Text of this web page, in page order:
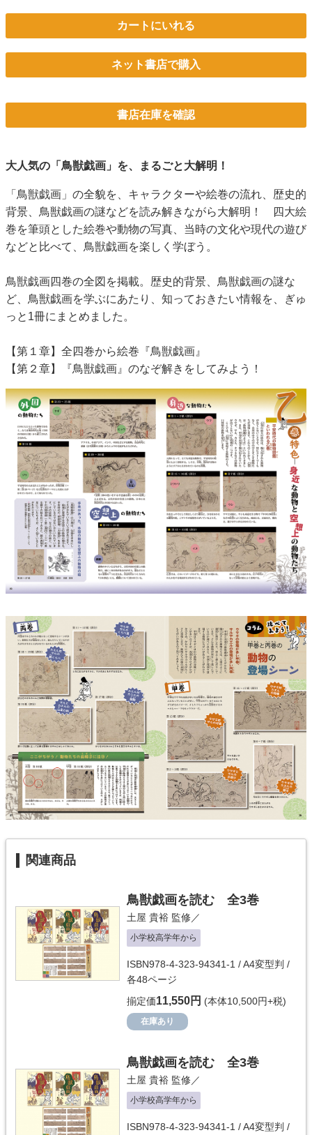
カートにいれる
ネット書店で購入
書店在庫を確認
大人気の「鳥獣戯画」を、まるごと大解明！
「鳥獣戯画」の全貌を、キャラクターや絵巻の流れ、歴史的
背景、鳥獣戯画の謎などを読み解きながら大解明！ 四大絵
巻を筆頭とした絵巻や動物の写真、当時の文化や現代の遊び
などと比べて、鳥獣戯画を楽しく学ぼう。
鳥獣戯画四巻の全図を掲載。歴史的背景、鳥獣戯画の謎な
ど、鳥獣戯画を学ぶにあたり、知っておきたい情報を、ぎゅ
っと1冊にまとめました。
【第１章】全四巻から絵巻『鳥獣戯画』
【第２章】『鳥獣戯画』のなぞ解きをしてみよう！
関連商品
鳥獣戯画を読む 全3巻
土屋 貴裕 監修／
小学校高学年から
ISBN978-4-323-94341-1 / A4変型判 /
各48ページ
揃定価11,550円 (本体10,500円+税)
在庫あり
鳥獣戯画を読む 全3巻
土屋 貴裕 監修／
小学校高学年から
ISBN978-4-323-94341-1 / A4変型判 /